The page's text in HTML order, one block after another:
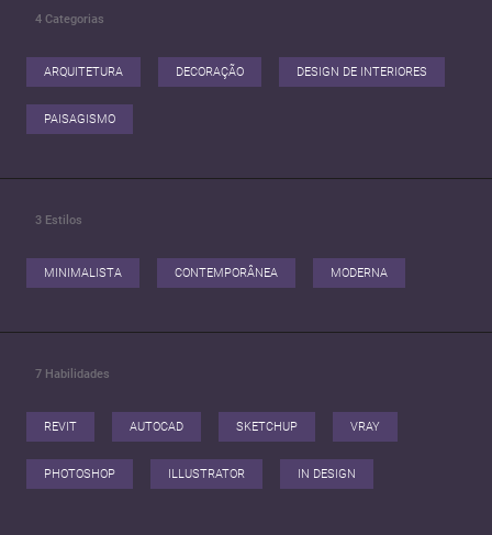
4 Categorias
ARQUITETURA DECORAÇÃO DESIGN DE INTERIORES
PAISAGISMO
3 Estilos
MINIMALISTA CONTEMPORÂNEA MODERNA
7 Habilidades
REVIT AUTOCAD SKETCHUP VRAY
PHOTOSHOP ILLUSTRATOR IN DESIGN